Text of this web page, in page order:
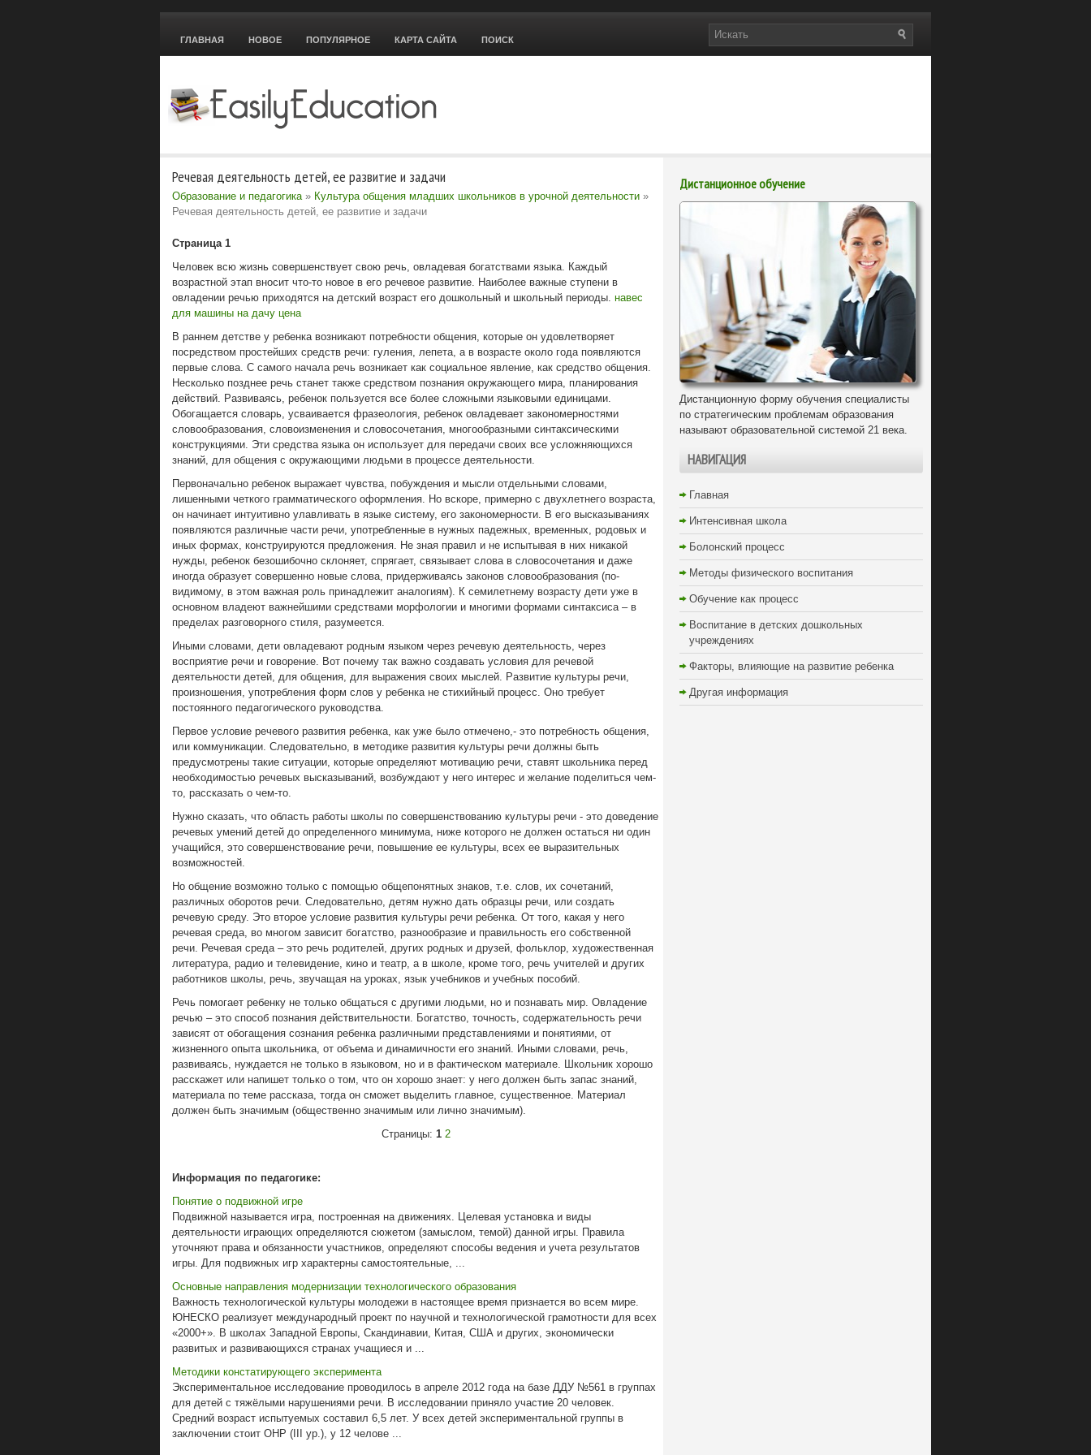
ГЛАВНАЯ НОВОЕ ПОПУЛЯРНОЕ КАРТА САЙТА ПОИСК
Речевая деятельность детей, ее развитие и задачи
Образование и педагогика» Культура общения младших школьников в урочной деятельности »
Речевая деятельность детей, ее развитие и задачи
Страница 1
Человек всю жизнь совершенствует свою речь, овладевая богатствами языка. Каждый
возрастной этап вносит что-то новое в его речевое развитие. Наиболее важные ступени в
овладении речью приходятся на детский возраст его дошкольный и школьный периоды. навес
для машины на дачу цена
В раннем детстве у ребенка возникают потребности общения, которые он удовлетворяет
посредством простейших средств речи: гуления, лепета, а в возрасте около года появляются
первые слова. С самого начала речь возникает как социальное явление, как средство общения.
Несколько позднее речь станет также средством познания окружающего мира, планирования
действий. Развиваясь, ребенок пользуется все более сложными языковыми единицами.
Обогащается словарь, усваивается фразеология, ребенок овладевает закономерностями
словообразования, словоизменения и словосочетания, многообразными синтаксическими
конструкциями. Эти средства языка он использует для передачи своих все усложняющихся
знаний, для общения с окружающими людьми в процессе деятельности.
Первоначально ребенок выражает чувства, побуждения и мысли отдельными словами,
лишенными четкого грамматического оформления. Но вскоре, примерно с двухлетнего возраста,
он начинает интуитивно улавливать в языке систему, его закономерности. В его высказываниях
появляются различные части речи, употребленные в нужных падежных, временных, родовых и
иных формах, конструируются предложения. Не зная правил и не испытывая в них никакой
нужды, ребенок безошибочно склоняет, спрягает, связывает слова в словосочетания и даже
иногда образует совершенно новые слова, придерживаясь законов словообразования (по-
видимому, в этом важная роль принадлежит аналогиям). К семилетнему возрасту дети уже в
основном владеют важнейшими средствами морфологии и многими формами синтаксиса – в
пределах разговорного стиля, разумеется.
Иными словами, дети овладевают родным языком через речевую деятельность, через
восприятие речи и говорение. Вот почему так важно создавать условия для речевой
деятельности детей, для общения, для выражения своих мыслей. Развитие культуры речи,
произношения, употребления форм слов у ребенка не стихийный процесс. Оно требует
постоянного педагогического руководства.
Первое условие речевого развития ребенка, как уже было отмечено,- это потребность общения,
или коммуникации. Следовательно, в методике развития культуры речи должны быть
предусмотрены такие ситуации, которые определяют мотивацию речи, ставят школьника перед
необходимостью речевых высказываний, возбуждают у него интерес и желание поделиться чем-
то, рассказать о чем-то.
Нужно сказать, что область работы школы по совершенствованию культуры речи - это доведение
речевых умений детей до определенного минимума, ниже которого не должен остаться ни один
учащийся, это совершенствование речи, повышение ее культуры, всех ее выразительных
возможностей.
Но общение возможно только с помощью общепонятных знаков, т.е. слов, их сочетаний,
различных оборотов речи. Следовательно, детям нужно дать образцы речи, или создать
речевую среду. Это второе условие развития культуры речи ребенка. От того, какая у него
речевая среда, во многом зависит богатство, разнообразие и правильность его собственной
речи. Речевая среда – это речь родителей, других родных и друзей, фольклор, художественная
литература, радио и телевидение, кино и театр, а в школе, кроме того, речь учителей и других
работников школы, речь, звучащая на уроках, язык учебников и учебных пособий.
Речь помогает ребенку не только общаться с другими людьми, но и познавать мир. Овладение
речью – это способ познания действительности. Богатство, точность, содержательность речи
зависят от обогащения сознания ребенка различными представлениями и понятиями, от
жизненного опыта школьника, от объема и динамичности его знаний. Иными словами, речь,
развиваясь, нуждается не только в языковом, но и в фактическом материале. Школьник хорошо
расскажет или напишет только о том, что он хорошо знает: у него должен быть запас знаний,
материала по теме рассказа, тогда он сможет выделить главное, существенное. Материал
должен быть значимым (общественно значимым или лично значимым).
Страницы: 1 2
Информация по педагогике:
Понятие о подвижной игре
Подвижной называется игра, построенная на движениях. Целевая установка и виды
деятельности играющих определяются сюжетом (замыслом, темой) данной игры. Правила
уточняют права и обязанности участников, определяют способы ведения и учета результатов
игры. Для подвижных игр характерны самостоятельные, ...
Основные направления модернизации технологического образования
Важность технологической культуры молодежи в настоящее время признается во всем мире.
ЮНЕСКО реализует международный проект по научной и технологической грамотности для всех
«2000+». В школах Западной Европы, Скандинавии, Китая, США и других, экономически
развитых и развивающихся странах учащиеся и ...
Методики констатирующего эксперимента
Экспериментальное исследование проводилось в апреле 2012 года на базе ДДУ №561 в группах
для детей с тяжёлыми нарушениями речи. В исследовании приняло участие 20 человек.
Средний возраст испытуемых составил 6,5 лет. У всех детей экспериментальной группы в
заключении стоит ОНР (III ур.), у 12 челове ...
Дистанционное обучение
Дистанционную форму обучения специалисты
по стратегическим проблемам образования
называют образовательной системой 21 века.
НАВИГАЦИЯ
Главная
Интенсивная школа
Болонский процесс
Методы физического воспитания
Обучение как процесс
Воспитание в детских дошкольных
учреждениях
Факторы, влияющие на развитие ребенка
Другая информация